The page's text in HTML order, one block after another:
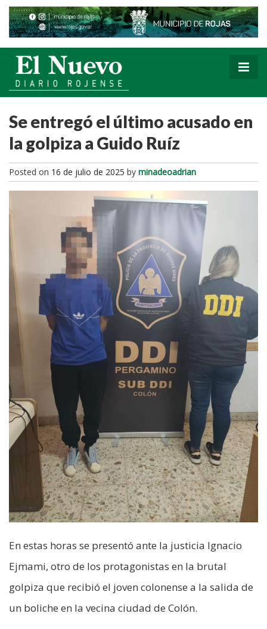
Se entregó el último acusado en
la golpiza a Guido Ruíz
Posted on 16 de julio de 2025 by minadeoadrian
En estas horas se presentó ante la justicia Ignacio
Ejmami, otro de los protagonistas en la brutal
golpiza que recibió el joven colonense a la salida de
un boliche en la vecina ciudad de Colón.